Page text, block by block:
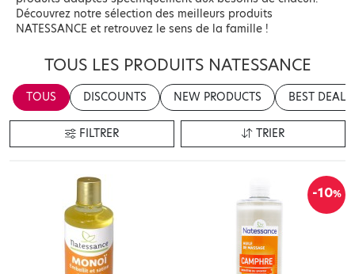
Découvrez notre sélection des meilleurs produits
NATESSANCE et retrouvez le sens de la famille !
TOUS LES PRODUITS NATESSANCE
TOUS DISCOUNTS NEW PRODUCTS BEST DEALS
FILTRER TRIER
-10%